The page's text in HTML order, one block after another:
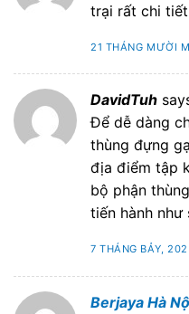
trại rất chi tiết
21 THÁNG MƯỜI
DavidTuh
Để dễ dàng
thùng đựng
địa điểm tập
bộ phận
tiến hành như
7 THÁNG BẢY,
Berjaya Hà